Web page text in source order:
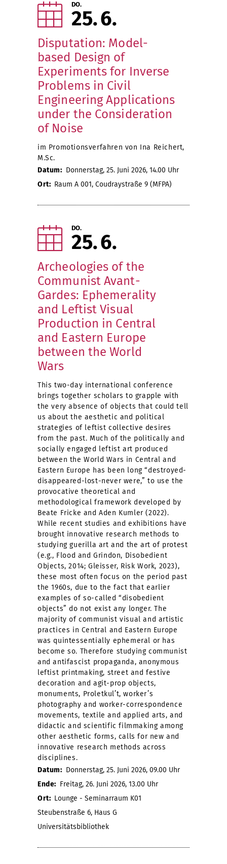
DO.
25 6
Disputation: Model-
based Design of
Experiments for Inverse
Problems in Civil
Engineering Applications
under the Consideration
of Noise
im Promotionsverfahren von Ina Reichert,
M.Sc.
Datum: Donnerstag, 25. Juni 2026, 14.00 Uhr
Ort: Raum A 001, Coudraystraße 9 (MFPA)
DO.
25 6
Archeologies of the
Communist Avant-
Gardes: Ephemerality
and Leftist Visual
Production in Central
and Eastern Europe
between the World
Wars
This two-day international conference
brings together scholars to grapple with
the very absence of objects that could tell
us about the aesthetic and political
strategies of leftist collective desires
from the past. Much of the politically and
socially engaged leftist art produced
between the World Wars in Central and
Eastern Europe has been long “destroyed-
disappeared-lost-never were,” to use the
provocative theoretical and
methodological framework developed by
Beate Fricke and Aden Kumler (2022).
While recent studies and exhibitions have
brought innovative research methods to
studying guerilla art and the art of protest
(e.g., Flood and Grindon, Disobedient
Objects, 2014; Gleisser, Risk Work, 2023),
these most often focus on the period past
the 1960s, due to the fact that earlier
examples of so-called “disobedient
objects” do not exist any longer. The
majority of communist visual and artistic
practices in Central and Eastern Europe
was quintessentially ephemeral or has
become so. Therefore studying communist
and antifascist propaganda, anonymous
leftist printmaking, street and festive
decoration and agit-prop objects,
monuments, Proletkul’t, worker’s
photography and worker-correspondence
movements, textile and applied arts, and
didactic and scientific filmmaking among
other aesthetic forms, calls for new and
innovative research methods across
disciplines.
Datum: Donnerstag, 25. Juni 2026, 09.00 Uhr
Ende: Freitag, 26. Juni 2026, 13.00 Uhr
Ort: Lounge - Seminarraum K01
Steubenstraße 6, Haus G
Universitätsbibliothek